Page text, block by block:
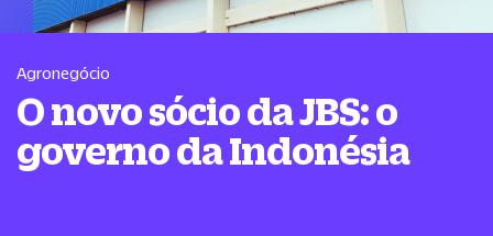
Agronegócio
O novo sócio da JBS: o
governo da Indonésia